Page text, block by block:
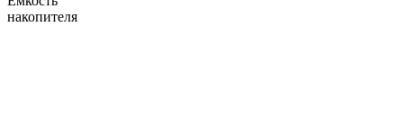
накопителя